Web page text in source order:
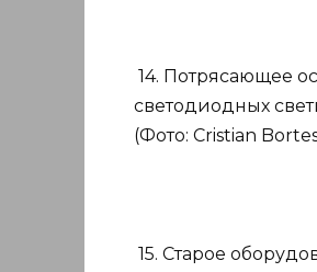
14. Потрясающее
светодиодных
(Фото: Cristian
15. Старое